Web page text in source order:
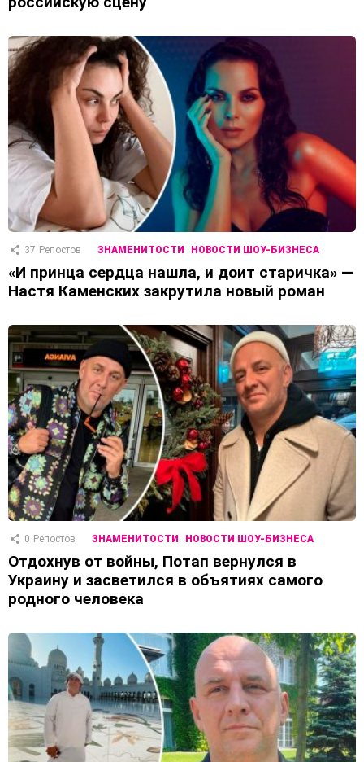
37 Репостов ЗНАМЕНИТОСТИ НОВОСТИ ШОУ-БИЗНЕСА
«И принца сердца нашла, и доит старичка» —
Настя Каменских закрутила новый роман
0 Репостов ЗНАМЕНИТОСТИ НОВОСТИ ШОУ-БИЗНЕСА
Отдохнув от войны, Потап вернулся в
Украину и засветился в объятиях самого
родного человека